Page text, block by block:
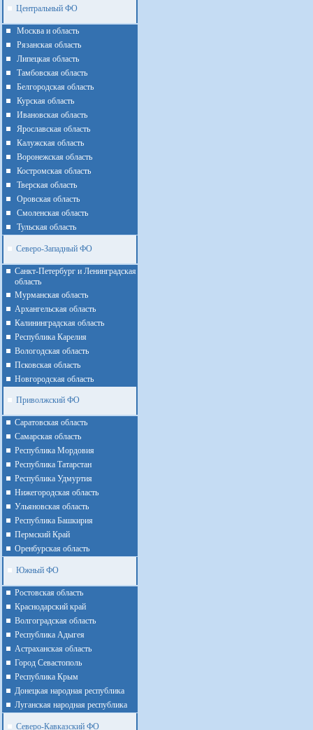
Центральный ФО
Москва и область
Рязанская область
Липецкая область
Тамбовская область
Белгородская область
Курская область
Ивановская область
Ярославская область
Калужская область
Воронежская область
Костромская область
Тверская область
Оровская область
Смоленская область
Тульская область
Северо-Западный ФО
Санкт-Петербург и Ленинградская
область
Мурманская область
Архангельская область
Калининградская область
Республика Карелия
Вологодская область
Псковская область
Новгородская область
Приволжский ФО
Cаратовская область
Cамарская область
Республика Мордовия
Республика Татарстан
Республика Удмуртия
Нижегородская область
Ульяновская область
Республика Башкирия
Пермский Край
Оренбурская область
Южный ФО
Ростовская область
Краснодарский край
Волгоградская область
Республика Адыгея
Астраханская область
Город Севастополь
Республика Крым
Донецкая народная республика
Луганская народная республика
Северо-Кавказский ФО